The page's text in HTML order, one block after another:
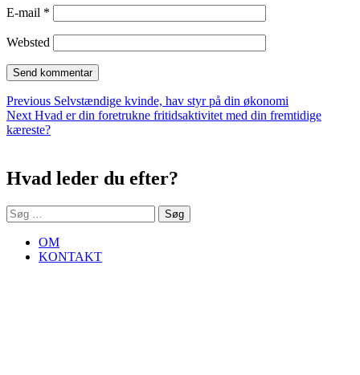
E-mail *
Websted
Indlægsnavigation
Previous Previous
post:
Selvstændige kvinde, hav styr på din økonomi
Next Next
post:
Hvad er din foretrukne fritidsaktivitet med din fremtidige
kæreste?
Hvad leder du efter?
Søg
efter:
OM
KONTAKT